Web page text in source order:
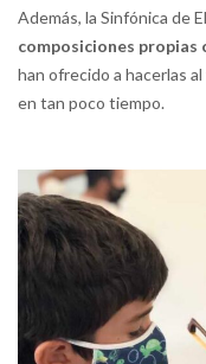
Además, la Sinfónica de
composiciones propias
han ofrecido a hacerlas
en tan poco tiempo.